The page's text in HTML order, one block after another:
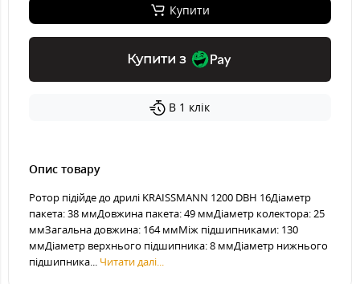
Купити
Купити з
В 1 клік
Опис товару
Ротор підійде до дрилі KRAISSMANN 1200 DBH 16Діаметр
пакета: 38 ммДовжина пакета: 49 ммДіаметр колектора: 25
ммЗагальна довжина: 164 ммМіж підшипниками: 130
ммДіаметр верхнього підшипника: 8 ммДіаметр нижнього
підшипника... Читати далі...